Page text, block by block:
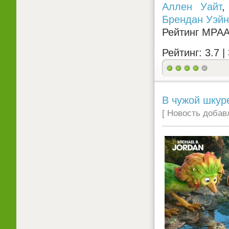
Аллен Уайт
Брендан Уэйн
Рейтинг
Рейтинг: 3.7 |
В чужой
[ Новость